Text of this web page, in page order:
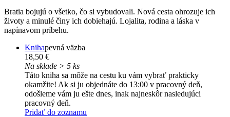
Bratia bojujú o všetko, čo si vybudovali. Nová cesta ohrozuje ich
životy a minulé činy ich dobiehajú. Lojalita, rodina a láska v
napínavom príbehu.
Knihapevná väzba
18,50 €
Na sklade > 5 ks
Táto kniha sa môže na cestu ku vám vybrať prakticky
okamžite! Ak si ju objednáte do 13:00 v pracovný deň,
odošleme vám ju ešte dnes, inak najneskôr nasledujúci
pracovný deň.
Pridať do zoznamu